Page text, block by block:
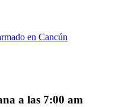
en Cancún
a las 7:00 am